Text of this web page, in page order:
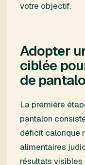
votre objectif.
Adopter
ciblée
de
La première
pantalon
déficit calorique
alimentaires
résultats